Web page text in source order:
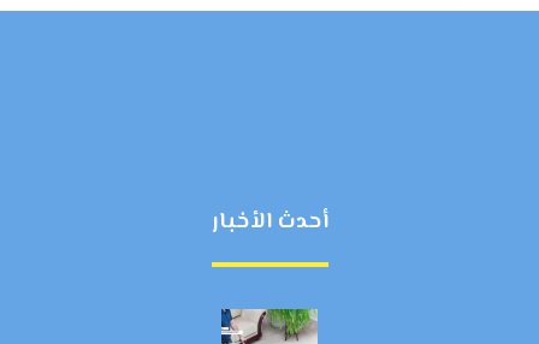
أحدث الأخبار